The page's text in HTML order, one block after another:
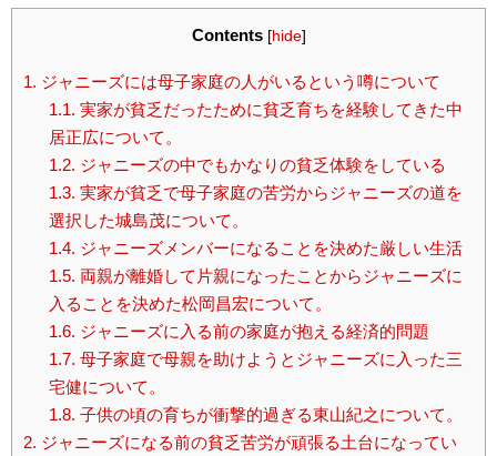
Contents [hide]
1. ジャニーズには母子家庭の人がいるという噂について
1.1. 実家が貧乏だったために貧乏育ちを経験してきた中
居正広について。
1.2. ジャニーズの中でもかなりの貧乏体験をしている
1.3. 実家が貧乏で母子家庭の苦労からジャニーズの道を
選択した城島茂について。
1.4. ジャニーズメンバーになることを決めた厳しい生活
1.5. 両親が離婚して片親になったことからジャニーズに
入ることを決めた松岡昌宏について。
1.6. ジャニーズに入る前の家庭が抱える経済的問題
1.7. 母子家庭で母親を助けようとジャニーズに入った三
宅健について。
1.8. 子供の頃の育ちが衝撃的過ぎる東山紀之について。
2. ジャニーズになる前の貧乏苦労が頑張る土台になってい